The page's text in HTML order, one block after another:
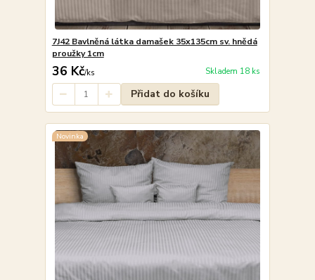
7J42 Bavlněná látka damašek 35x135cm sv. hnědá
proužky 1cm
36 Kč/ks Skladem 18 ks
Přidat do košíku
Novinka